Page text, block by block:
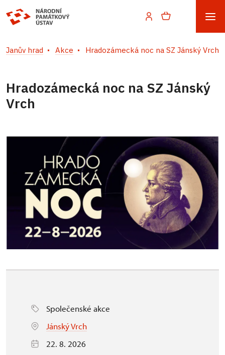
Janův hrad Akce Hradozámecká noc na SZ Jánský Vrch
Hradozámecká noc na SZ Jánský
Vrch
Společenské akce
Jánský Vrch
22. 8. 2026